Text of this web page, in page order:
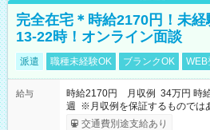
完全在宅＊時給2170円！未
13-22時！オンライン面談
派遣 職種未経験OK ブランクOK WEB
給与
時給2170円 月収例 34万円 時
週 ※月収例を保証するものでは
ービス利用可（利用条件有）
交通費別途支給あり